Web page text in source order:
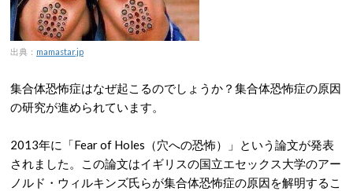
出典： mamastar.jp
集合体恐怖症はなぜ起こるのでしょうか？集合体恐怖症の原因
の研究が進められています。
2013年に「Fear of Holes（穴への恐怖）」という論文が発表
されました。この論文はイギリスの国立エセックス大学のアー
ノルド・ウィルキンズ氏らが集合体恐怖症の原因を解明するこ